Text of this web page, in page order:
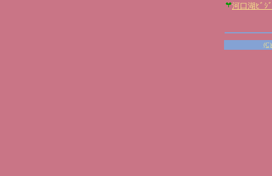
河口湖ﾋﾞｼ